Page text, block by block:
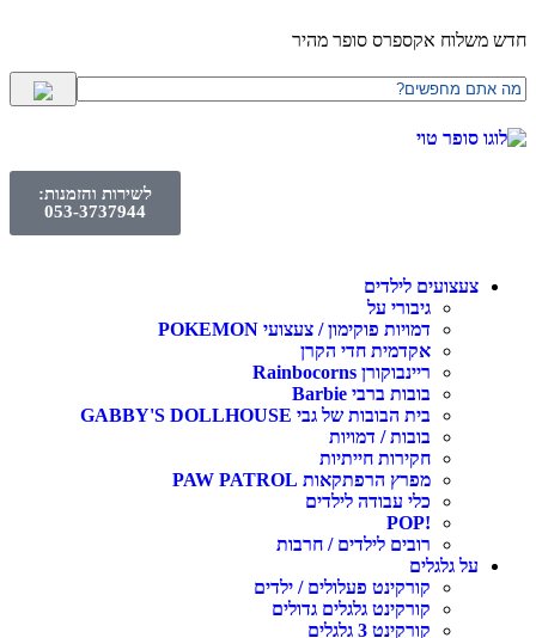
חדש משלוח אקספרס סופר מהיר
לשירות והזמנות:
053-3737944
צעצועים לילדים
גיבורי על
דמויות פוקימון / צעצועי POKEMON
אקדמית חדי הקרן
ריינבוקורן Rainbocorns
בובות ברבי Barbie
בית הבובות של גבי GABBY'S DOLLHOUSE
בובות / דמויות
חקירות חייתיות
מפרץ הרפתקאות PAW PATROL
כלי עבודה לילדים
!POP
רובים לילדים / חרבות
על גלגלים
קורקינט פעלולים / ילדים
קורקינט גלגלים גדולים
קורקינט 3 גלגלים